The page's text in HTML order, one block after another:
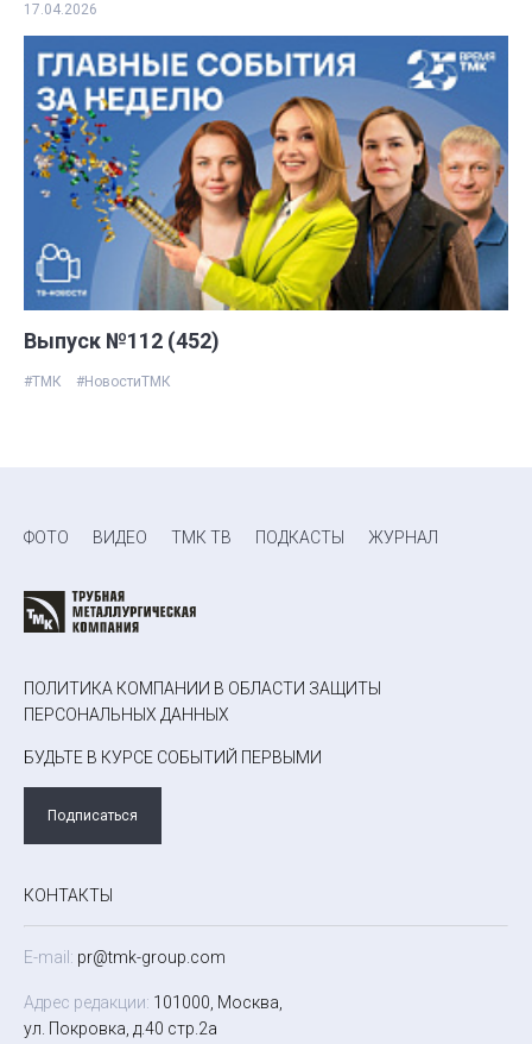
17.04.2026
Выпуск №112 (452)
#ТМК #НовостиТМК
ФОТО ВИДЕО ТМК ТВ ПОДКАСТЫ ЖУРНАЛ
ПОЛИТИКА КОМПАНИИ В ОБЛАСТИ ЗАЩИТЫ
ПЕРСОНАЛЬНЫХ ДАННЫХ
БУДЬТЕ В КУРСЕ СОБЫТИЙ ПЕРВЫМИ
Подписаться
КОНТАКТЫ
E-mail: pr@tmk-group.com
Адрес редакции: 101000, Москва,
ул. Покровка, д.40 стр.2а